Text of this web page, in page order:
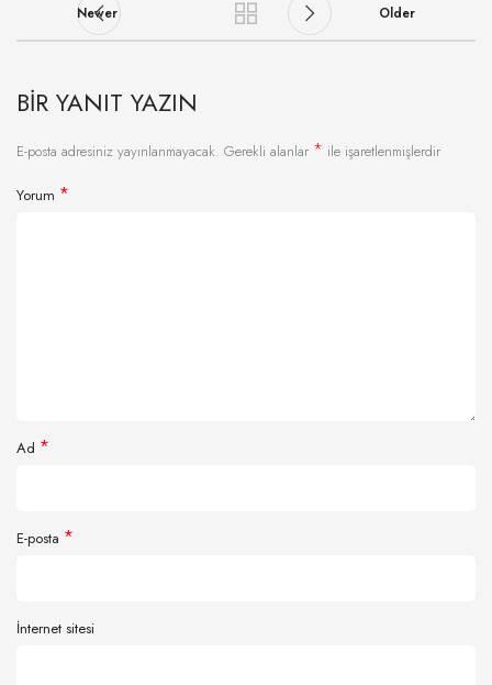
Newer Older
BIR YANIT YAZIN
E-posta adresiniz yayınlanmayacak. Gerekli alanlar * ile işaretlenmişlerdir
Yorum *
Ad *
E-posta *
İnternet sitesi